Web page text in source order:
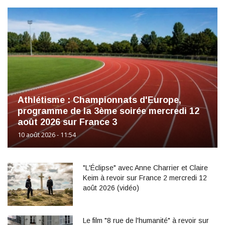
Athlétisme : Championnats d'Europe,
programme de la 3ème soirée mercredi 12
août 2026 sur France 3
10 août 2026 - 11:54
"L'Éclipse" avec Anne Charrier et Claire
Keim à revoir sur France 2 mercredi 12
août 2026 (vidéo)
Le film "8 rue de l'humanité" à revoir sur